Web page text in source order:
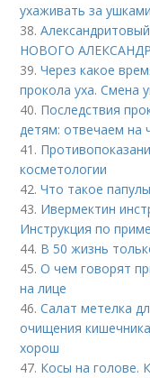
ухаживать за
38.
НОВОГО
39.Через какое
прокола уха. Смена
40. Последствия
детям: отвечаем на
41.
косметологии
42.Что такое
43. Ивермектин
Инструкция по
44. В 50 жизнь
45.О чем говорят
на лице
46.Салат метелка
очищения
хорош
47. Косы на голове.